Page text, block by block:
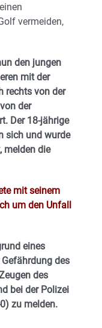
vermeiden,
den jungen
mit der
rechts von der
der
Der 18-jährige
sich und wurde
melden die
mit seinem
um den Unfall
eines
des
des
bei der Polizei
zu melden.